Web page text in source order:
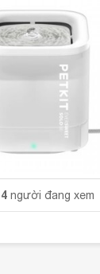
người đang xem